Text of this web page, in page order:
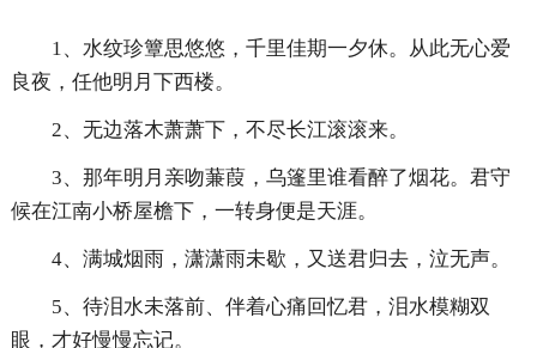
1、水纹珍簟思悠悠，千里佳期一夕休。从此无心爱
良夜，任他明月下西楼。
2、无边落木萧萧下，不尽长江滚滚来。
3、那年明月亲吻蒹葭，乌篷里谁看醉了烟花。君守
候在江南小桥屋檐下，一转身便是天涯。
4、满城烟雨，潇潇雨未歇，又送君归去，泣无声。
5、待泪水未落前、伴着心痛回忆君，泪水模糊双
眼，才好慢慢忘记。